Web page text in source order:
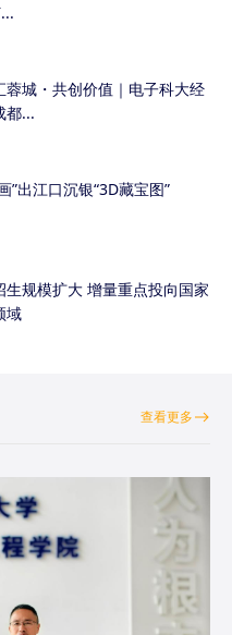
蓉城・共创价值｜电子科大经
都...
”出江口沉银“3D藏宝图”
生规模扩大 增量重点投向国家
域
查看更多